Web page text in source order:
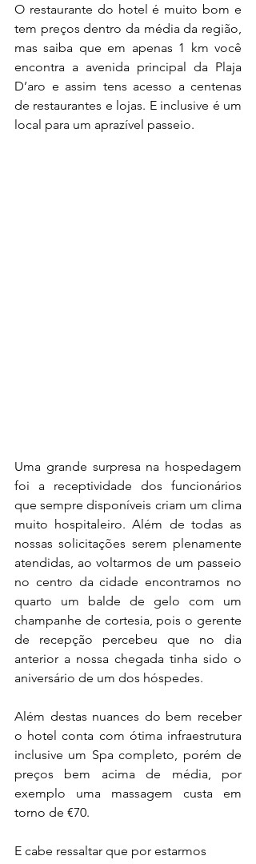
O restaurante do hotel é muito bom e
tem preços dentro da média da região,
mas saiba que em apenas 1 km você
encontra a avenida principal da Plaja
D’aro e assim tens acesso a centenas
de restaurantes e lojas. E inclusive é um
local para um aprazível passeio.
Uma grande surpresa na hospedagem
foi a receptividade dos funcionários
que sempre disponíveis criam um clima
muito hospitaleiro. Além de todas as
nossas solicitações serem plenamente
atendidas, ao voltarmos de um passeio
no centro da cidade encontramos no
quarto um balde de gelo com um
champanhe de cortesia, pois o gerente
de recepção percebeu que no dia
anterior a nossa chegada tinha sido o
aniversário de um dos hóspedes.
Além destas nuances do bem receber
o hotel conta com ótima infraestrutura
inclusive um Spa completo, porém de
preços bem acima de média, por
exemplo uma massagem custa em
torno de €70.
E cabe ressaltar que por estarmos